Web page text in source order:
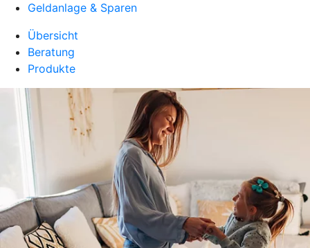
Geldanlage & Sparen
Übersicht
Beratung
Produkte